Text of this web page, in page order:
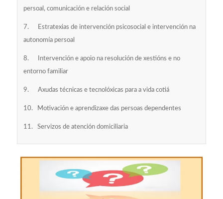
persoal, comunicación e relación social
7. Estratexias de intervención psicosocial e intervención na
autonomía persoal
8. Intervención e apoio na resolución de xestións e no
entorno familiar
9. Axudas técnicas e tecnolóxicas para a vida cotiá
10. Motivación e aprendizaxe das persoas dependentes
11. Servizos de atención domiciliaria